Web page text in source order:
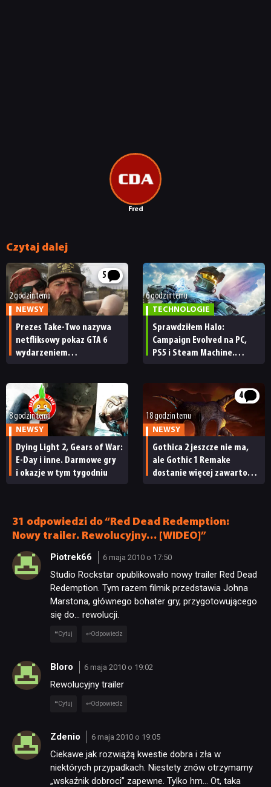
Fred
Czytaj dalej
5
2 godzin temu
NEWSY
Prezes Take-Two nazywa
netfliksowy pokaz GTA 6
wydarzeniem
ma subskrybentów
6 godzin temu
TECHNOLOGIE
Sprawdziłem Halo:
Campaign Evolved na PC,
PS5 i Steam Machine.
[RECENZJA TECHNICZNA]
8 godzin temu
NEWSY
Dying Light 2, Gears of War:
E-Day i inne. Darmowe gry
i okazje w tym tygodniu
4
18 godzin temu
NEWSY
Gothica 2 jeszcze nie ma,
ale Gothic 1 Remake
dostanie więcej zawartości.
31 odpowiedzi do “Red Dead Redemption:
Nowy trailer. Rewolucyjny… [WIDEO]”
Piotrek66 6 maja 2010 o 17:50
Studio Rockstar opublikowało nowy trailer Red Dead
Redemption. Tym razem filmik przedstawia Johna
Marstona, głównego bohater gry, przygotowującego
się do… rewolucji.
Cytuj Odpowiedz
Bloro 6 maja 2010 o 19:02
Rewolucyjny trailer
Cytuj Odpowiedz
Zdenio 6 maja 2010 o 19:05
Ciekawe jak rozwiążą kwestie dobra i zła w
niektórych przypadkach. Niestety znów otrzymamy
„wskaźnik dobroci” zapewne. Tylko hm… Ot, taka